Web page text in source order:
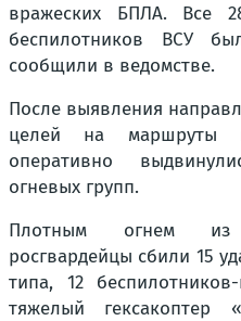
вражеских БПЛА. Все
беспилотников ВСУ
сообщили в ведомстве.
После выявления
целей на маршруты
оперативно
огневых групп.
Плотным огнем из
росгвардейцы сбили 15
типа, 12
тяжелый гексакоптер